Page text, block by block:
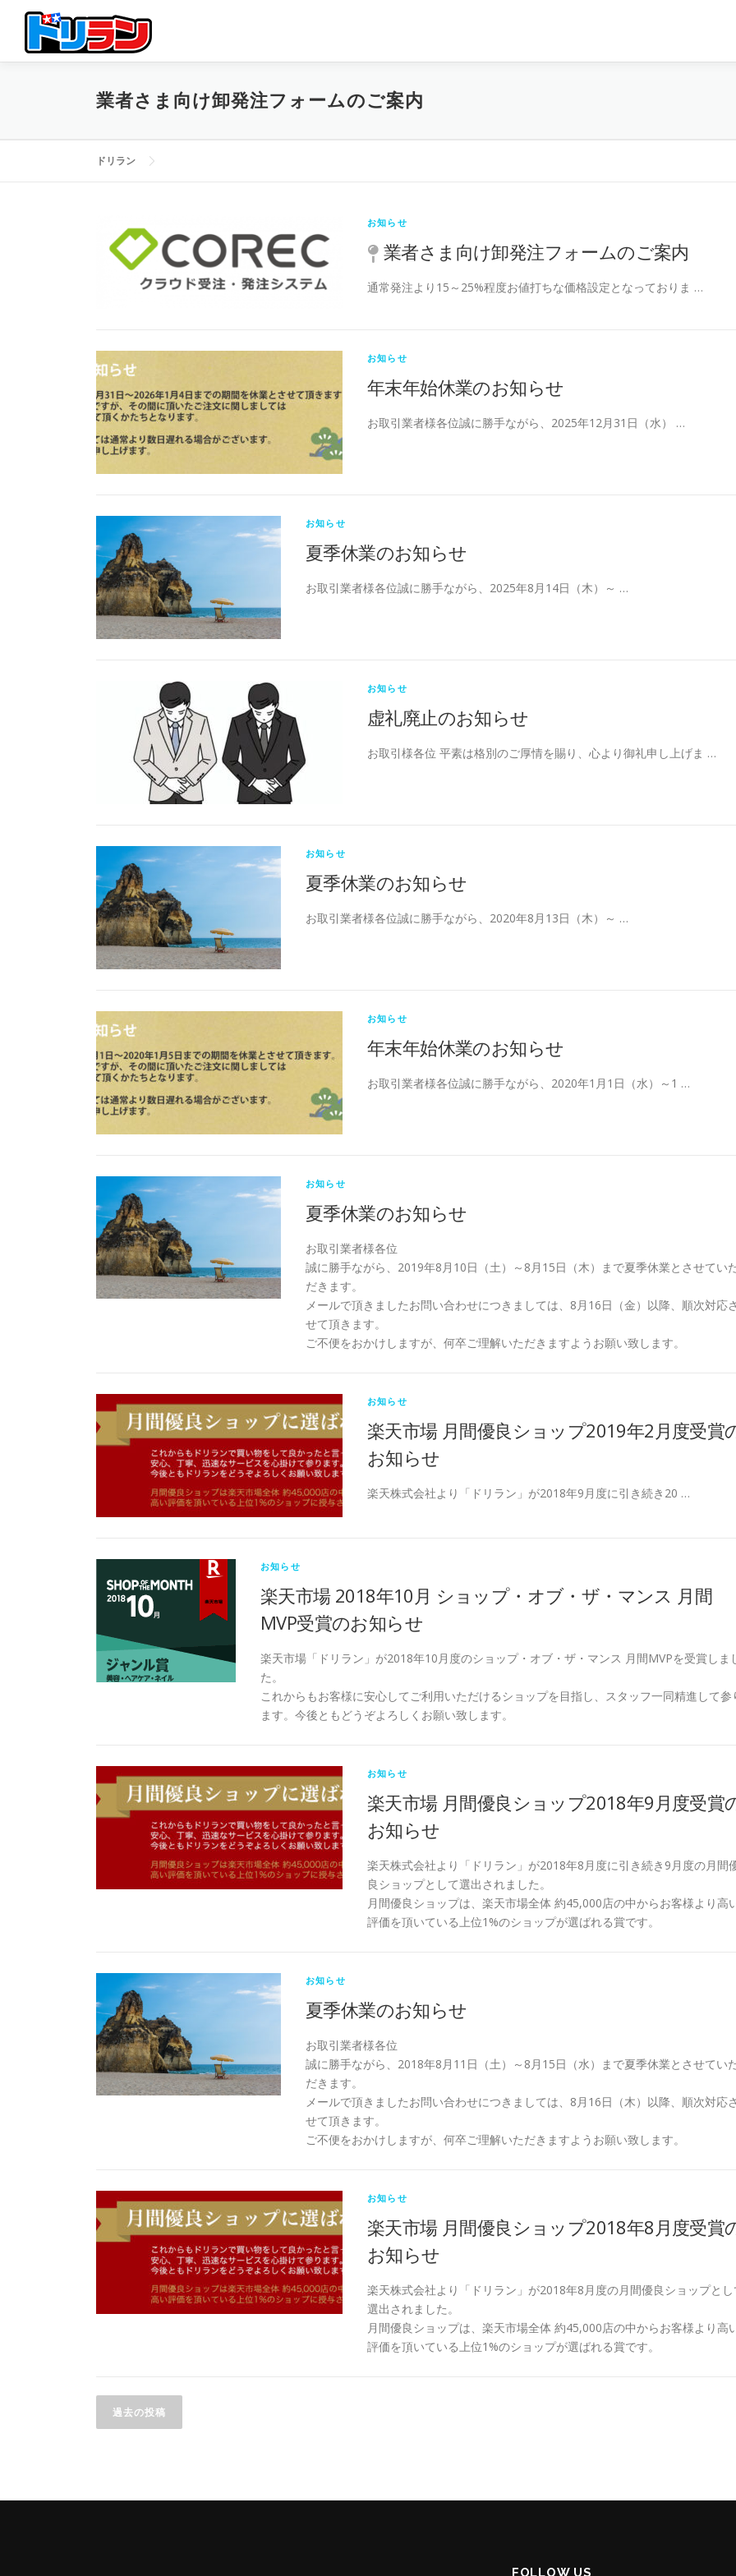
ン
業者さま向け卸発注フォームのご案内
ドリラン
お知らせ
業者さま向け卸発注フォームのご案内
通常発注より15～25%程度お値打ちな価格設定となっておりま …
お知らせ
年末年始休業のお知らせ
お取引業者様各位誠に勝手ながら、2025年12月31日（水） …
お知らせ
夏季休業のお知らせ
お取引業者様各位誠に勝手ながら、2025年8月14日（木）～ …
お知らせ
虚礼廃止のお知らせ
お取引様各位 平素は格別のご厚情を賜り、心より御礼申し上げま …
お知らせ
夏季休業のお知らせ
お取引業者様各位誠に勝手ながら、2020年8月13日（木）～ …
お知らせ
年末年始休業のお知らせ
お取引業者様各位誠に勝手ながら、2020年1月1日（水）～1 …
お知らせ
夏季休業のお知らせ
お取引業者様各位
誠に勝手ながら、2019年8月10日（土）～8月15日（木）まで夏季休業とさせてい
だきます。
メールで頂きましたお問い合わせにつきましては、8月16日（金）以降、順次対応さ
せて頂きます。
ご不便をおかけしますが、何卒ご理解いただきますようお願い致します。
お知らせ
楽天市場 月間優良ショップ2019年2月度受賞
お知らせ
楽天株式会社より「ドリラン」が2018年9月度に引き続き20 …
お知らせ
楽天市場 2018年10月 ショップ・オブ・ザ・マンス 月間
MVP受賞のお知らせ
楽天市場「ドリラン」が2018年10月度のショップ・オブ・ザ・マンス 月間MVPを受賞しま
た。
これからもお客様に安心してご利用いただけるショップを目指し、スタッフ一同精進して参
ます。今後ともどうぞよろしくお願い致します。
お知らせ
楽天市場 月間優良ショップ2018年9月度受賞
お知らせ
楽天株式会社より「ドリラン」が2018年8月度に引き続き9月度の月間
良ショップとして選出されました。
月間優良ショップは、楽天市場全体 約45,000店の中からお客様より高
評価を頂いている上位1%のショップが選ばれる賞です。
お知らせ
夏季休業のお知らせ
お取引業者様各位
誠に勝手ながら、2018年8月11日（土）～8月15日（水）まで夏季休業とさせてい
だきます。
メールで頂きましたお問い合わせにつきましては、8月16日（木）以降、順次対応さ
せて頂きます。
ご不便をおかけしますが、何卒ご理解いただきますようお願い致します。
お知らせ
楽天市場 月間優良ショップ2018年8月度受賞
お知らせ
楽天株式会社より「ドリラン」が2018年8月度の月間優良ショップとし
選出されました。
月間優良ショップは、楽天市場全体 約45,000店の中からお客様より高
評価を頂いている上位1%のショップが選ばれる賞です。
投
稿過去の投稿
FOLLOW US